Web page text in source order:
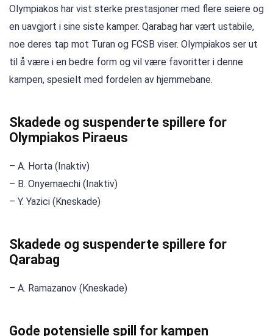
Olympiakos har vist sterke prestasjoner med flere seiere og
en uavgjort i sine siste kamper. Qarabag har vært ustabile,
noe deres tap mot Turan og FCSB viser. Olympiakos ser ut
til å være i en bedre form og vil være favoritter i denne
kampen, spesielt med fordelen av hjemmebane.
Skadede og suspenderte spillere for
Olympiakos Piraeus
– A. Horta (Inaktiv)
– B. Onyemaechi (Inaktiv)
– Y. Yazici (Kneskade)
Skadede og suspenderte spillere for
Qarabag
– A. Ramazanov (Kneskade)
Gode ​​potensielle spill for kampen